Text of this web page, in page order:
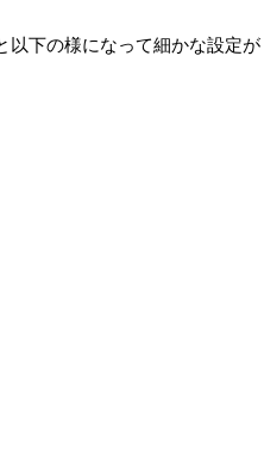
下の様になって細かな設定が